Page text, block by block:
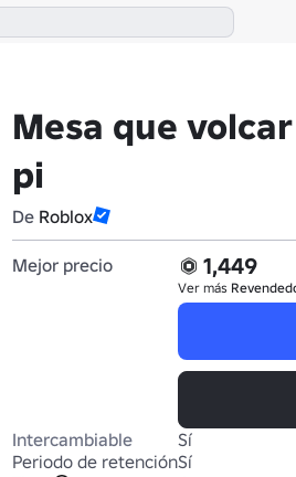
Mesa que
pi
De Roblox
Mejor precio 1,449
Ver más
Intercambiable
Sí
Periodo de retenciónSí